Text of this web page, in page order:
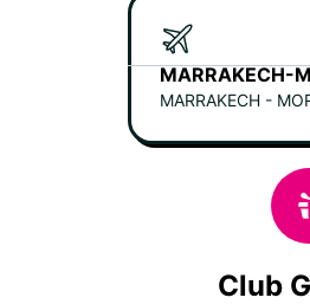
MARRAKECH-
MARRAKECH -
Club